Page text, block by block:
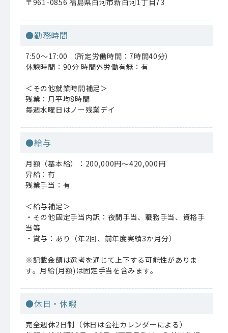
〒961-0856 福島県白河市新白河1丁目73
●勤務時間
7:50～17:00 （所定労働時間：7時間40分）
休憩時間：90分 時間外労働有無：有
＜その他就業時間補足＞
残業：月平均8時間
毎週水曜日はノー残業デイ
●給与
月額（基本給）：200,000円～420,000円
昇給：有
残業手当：有
＜給与補足＞
・その他固定手当内訳：夜間手当、職務手当、資格手
当等
・賞与：あり（年2回、前年度実績3か月分）
※記載金額は選考を通じて上下する可能性がありま
す。月給(月額)は固定手当を含みます。
●休日・休暇
完全週休2日制（休日は会社カレンダーによる）